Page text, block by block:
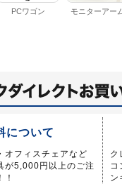
PCワゴン モニターアー
について
オフィスチェアなど
が5,000円以上のご注
ク
コ
ン